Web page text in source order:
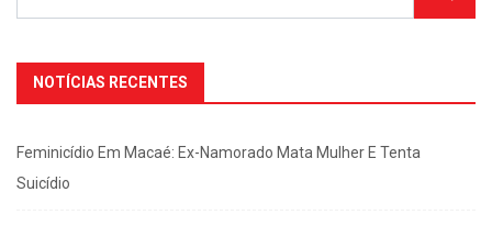
NOTÍCIAS RECENTES
Feminicídio Em Macaé: Ex-Namorado Mata Mulher E Tenta
Suicídio